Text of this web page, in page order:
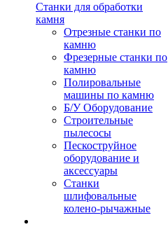
Станки для обработки
камня
Отрезные станки по
камню
Фрезерные станки по
камню
Полировальные
машины по камню
Б/У Оборудование
Строительные
пылесосы
Пескоструйное
оборудование и
аксессуары
Станки
шлифовальные
колено-рычажные